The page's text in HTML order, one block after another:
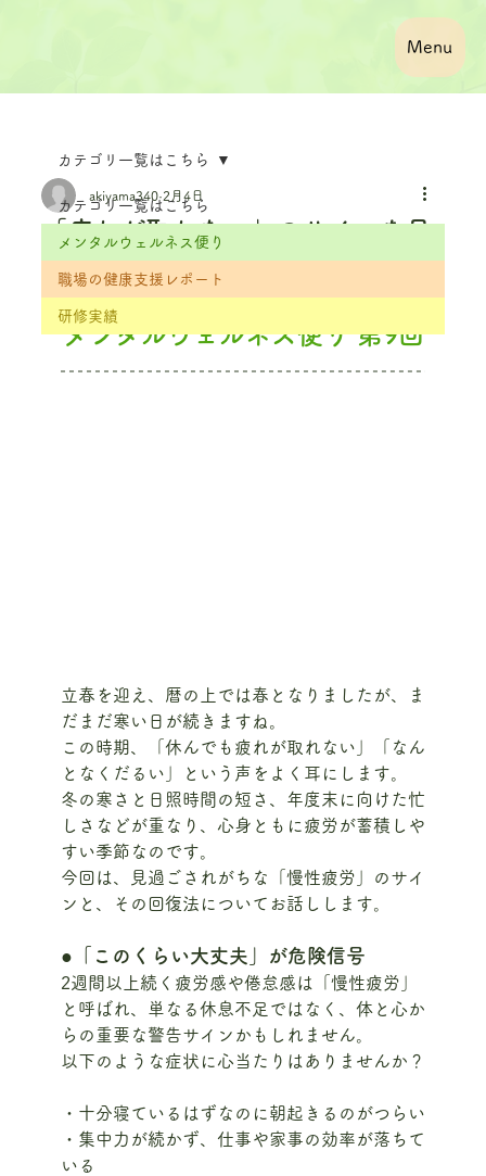
Menu
カテゴリ一覧はこちら
メンタルウェルネス便り
職場の健康支援レポート
研修実績
カテゴリ一覧はこちら
「疲れが取れない」のサインを見
逃さないために
akiyama340 2月4日
メンタルウェルネス便り 第9回
立春を迎え、暦の上では春となりましたが、ま
だまだ寒い日が続きますね。
この時期、「休んでも疲れが取れない」「なん
となくだるい」という声をよく耳にします。
冬の寒さと日照時間の短さ、年度末に向けた忙
しさなどが重なり、心身ともに疲労が蓄積しや
すい季節なのです。
今回は、見過ごされがちな「慢性疲労」のサイ
ンと、その回復法についてお話しします。
●「このくらい大丈夫」が危険信号
2週間以上続く疲労感や倦怠感は「慢性疲労」
と呼ばれ、単なる休息不足ではなく、体と心か
らの重要な警告サインかもしれません。
以下のような症状に心当たりはありませんか？
・十分寝ているはずなのに朝起きるのがつらい
・集中力が続かず、仕事や家事の効率が落ちて
いる